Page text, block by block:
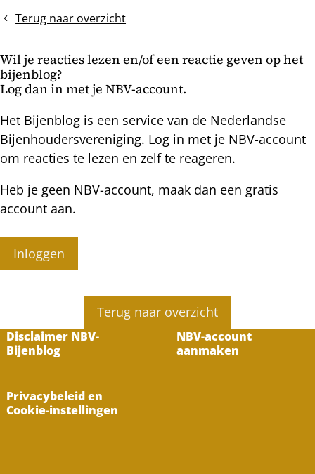
volken
in
maart
Terug naar overzicht
Wil je reacties lezen en/of een reactie geven op het
bijenblog?
Log dan in met je NBV-account.
Het Bijenblog is een service van de Nederlandse
Bijenhoudersvereniging. Log in met je NBV-account
om reacties te lezen en zelf te reageren.
Heb je geen NBV-account, maak dan een gratis
account aan.
Inloggen
Terug naar overzicht
Disclaimer NBV-
Bijenblog
NBV-account
aanmaken
Privacybeleid en
Cookie-instellingen